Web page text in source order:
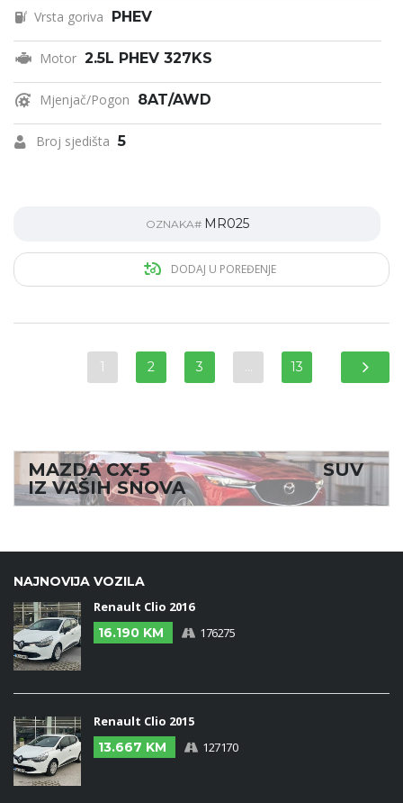
Vrsta goriva PHEV
Motor 2.5L PHEV 327KS
Mjenjač/Pogon 8AT/AWD
Broj sjedišta 5
OZNAKA# MR025
DODAJ U POREĐENJE
1 2 3 … 13
MAZDA CX-5 SUV
IZ VAŠIH SNOVA
NAJNOVIJA VOZILA
Renault Clio 2016
16.190 KM
176275
Renault Clio 2015
13.667 KM
127170